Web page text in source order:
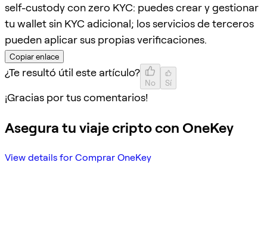
self-custody con zero KYC: puedes crear y gestionar
tu wallet sin KYC adicional; los servicios de terceros
pueden aplicar sus propias verificaciones.
Copiar enlace
¿Te resultó útil este artículo?
No Sí
¡Gracias por tus comentarios!
Asegura tu viaje cripto con OneKey
View details for Comprar OneKey